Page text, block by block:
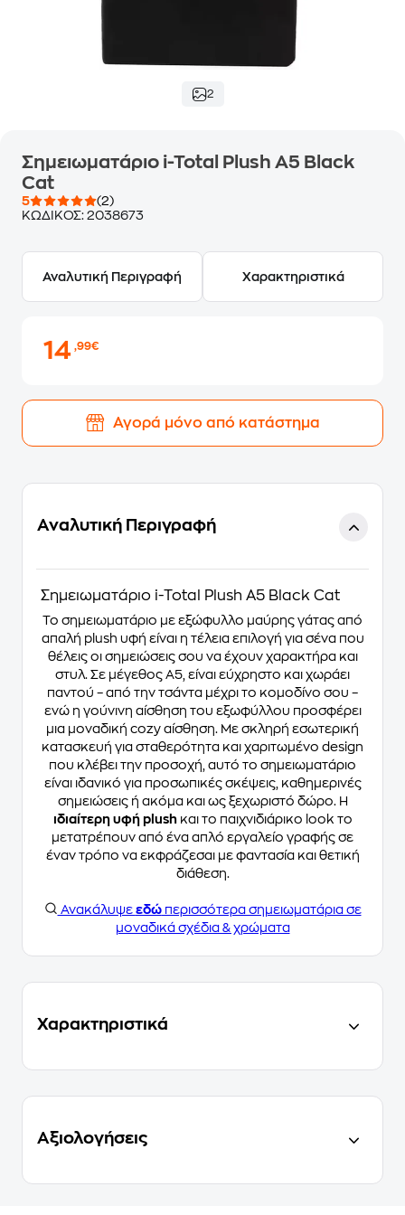
2
Σημειωματάριo i-Total Plush Α5 Black
Cat
5
(2)
ΚΩΔΙΚΟΣ: 2038673
Αναλυτική Περιγραφή Χαρακτηριστικά
14,99€
Αγορά μόνο από κατάστημα
Αναλυτική Περιγραφή
Σημειωματάριo i-Total Plush Α5 Black Cat
Το σημειωματάριo με εξώφυλλο μαύρης γάτας από
απαλή plush υφή είναι η τέλεια επιλογή για σένα που
θέλεις οι σημειώσεις σου να έχουν χαρακτήρα και
στυλ. Σε μέγεθος A5, είναι εύχρηστο και χωράει
παντού – από την τσάντα μέχρι το κομοδίνο σου –
ενώ η γούνινη αίσθηση του εξωφύλλου προσφέρει
μια μοναδική cozy αίσθηση. Με σκληρή εσωτερική
κατασκευή για σταθερότητα και χαριτωμένο design
που κλέβει την προσοχή, αυτό το σημειωματάριo
είναι ιδανικό για προσωπικές σκέψεις, καθημερινές
σημειώσεις ή ακόμα και ως ξεχωριστό δώρο. Η
ιδιαίτερη υφή plushκαι το παιχνιδιάρικο look το
μετατρέπουν από ένα απλό εργαλείο γραφής σε
έναν τρόπο να εκφράζεσαι με φαντασία και θετική
διάθεση.
Ανακάλυψε εδώπερισσότερα σημειωματάρια σε
μοναδικά σχέδια & χρώματα
Χαρακτηριστικά
Αξιολογήσεις